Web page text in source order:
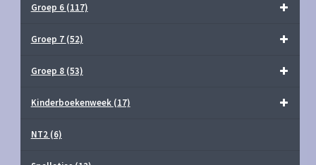
Groep 6 (117)
Groep 7 (52)
Groep 8 (53)
Kinderboekenweek (17)
NT2 (6)